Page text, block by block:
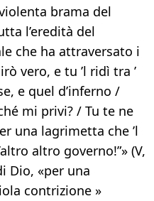
brama del
l’eredità del
che ha attraversato i
vero, e tu ’l ridì tra ’
e quel d’inferno /
mi privi? / Tu te ne
una lagrimetta che ’l
altro governo!”» (V,
Dio, «per una
contrizione »